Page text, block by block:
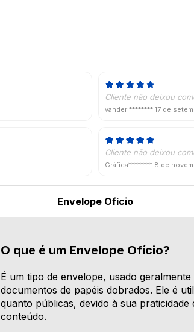
Cliente não deixou
vanderl******** 17 de
Cliente não deixou
Gráfica******** 8 de
Envelope Ofício
O que é um Envelope Ofício?
É um tipo de envelope, usado
documentos de papéis dobrados. Ele é
quanto públicas, devido à sua
conteúdo.